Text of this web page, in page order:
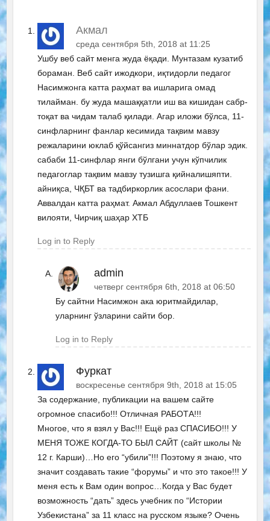
Акмал
среда сентября 5th, 2018 at 11:25
Ушбу веб сайт менга жуда ёқади. Мунтазам кузатиб
бораман. Веб сайт ижодкори, иқтидорли педагог
Насимжонга катта раҳмат ва ишларига омад
тилайман. бу жуда машаққатли иш ва кишидан сабр-
тоқат ва чидам талаб қилади. Агар иложи бўлса, 11-
синфларнинг фанлар кесимида тақвим мавзу
режаларини юклаб қўйсангиз миннатдор бўлар эдик.
сабаби 11-синфлар янги бўлгани учун кўпчилик
педагоглар тақвим мавзу тузишга қийналишяпти.
айниқса, ЧҚБТ ва тадбиркорлик асослари фани.
Аввалдан катта раҳмат. Акмал Абдуллаев Тошкент
вилояти, Чирчиқ шаҳар ХТБ
Log in to Reply
admin
четверг сентября 6th, 2018 at 06:50
Бу сайтни Насимжон ака юритмайдилар,
уларнинг ўзларини сайти бор.
Log in to Reply
Фуркат
воскресенье сентября 9th, 2018 at 15:05
За содержание, публикации на вашем сайте
огромное спасибо!!! Отличная РАБОТА!!!
Многое, что я взял у Вас!!! Ещё раз СПАСИБО!!! У
МЕНЯ ТОЖЕ КОГДА-ТО БЫЛ САЙТ (сайт школы №
12 г. Карши)…Но его “убили”!!! Поэтому я знаю, что
значит создавать такие “форумы” и что это такое!!! У
меня есть к Вам один вопрос…Когда у Вас будет
возможность “дать” здесь учебник по “Истории
Узбекистана” за 11 класс на русском языке? Очень